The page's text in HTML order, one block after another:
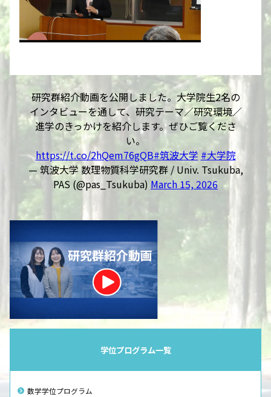
研究群紹介動画を公開しました。大学院生2名の
インタビューを通して、研究テーマ／研究環境／
進学のきっかけを紹介します。ぜひご覧くださ
い。
https://t.co/2hQem76gQB#筑波大学 #大学院
— 筑波大学 数理物質科学研究群 / Univ. Tsukuba,
PAS (@pas_Tsukuba) March 15, 2026
学位プログラム一覧
数学学位プログラム